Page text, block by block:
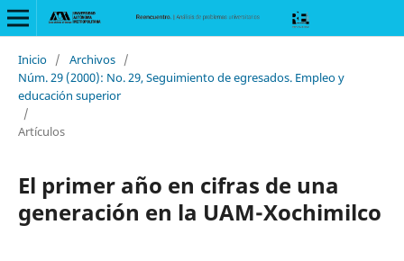
Inicio / Archivos /
Núm. 29 (2000): No. 29, Seguimiento de egresados. Empleo y
educación superior
/
Artículos
El primer año en cifras de una
generación en la UAM-Xochimilco